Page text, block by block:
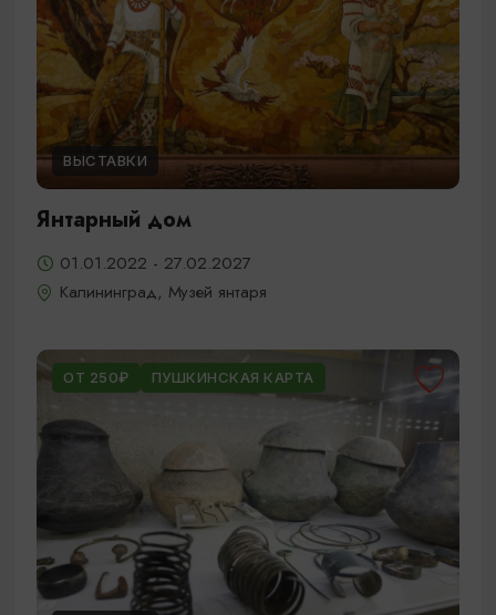
ВЫСТАВКИ
Янтарный дом
01.01.2022 - 27.02.2027
Калининград, Музей янтаря
ОТ 250₽ ПУШКИНСКАЯ КАРТА